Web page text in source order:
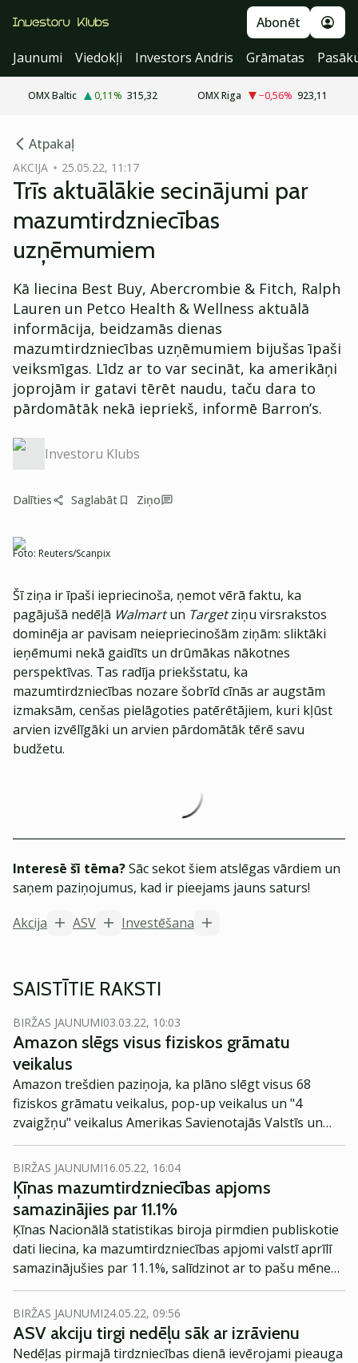
Abonēt
Jaunumi
Viedokļi Investors Andris Grāmatas
OMX Baltic 0,11% 315,32 OMX Riga −0,56% 923,11
Atpakaļ
AKCIJA 25.05.22, 11:17
Trīs aktuālākie secinājumi par
mazumtirdzniecības
uzņēmumiem
Kā liecina Best Buy, Abercrombie & Fitch, Ralph
Lauren un Petco Health & Wellness aktuālā
informācija, beidzamās dienas
mazumtirdzniecības uzņēmumiem bijušas īpaši
veiksmīgas. Līdz ar to var secināt, ka amerikāņi
joprojām ir gatavi tērēt naudu, taču dara to
pārdomātāk nekā iepriekš, informē Barron’s.
Investoru Klubs
Dalīties Saglabāt Ziņo
Foto: Reuters/Scanpix
Šī ziņa ir īpaši iepriecinoša, ņemot vērā faktu, ka
pagājušā nedēļā Walmartun Targetziņu virsrakstos
dominēja ar pavisam neiepriecinošām ziņām: sliktāki
ieņēmumi nekā gaidīts un drūmākas nākotnes
perspektīvas. Tas radīja priekšstatu, ka
mazumtirdzniecības nozare šobrīd cīnās ar augstām
izmaksām, cenšas pielāgoties patērētājiem, kuri kļūst
arvien izvēlīgāki un arvien pārdomātāk tērē savu
budžetu.
Interesē šī tēma?Sāc sekot šiem atslēgas vārdiem un
saņem paziņojumus, kad ir pieejams jauns saturs!
Akcija
ASV Investēšana
SAISTĪTIE RAKSTI
BIRŽAS JAUNUMI03.03.22, 10:03
Amazon slēgs visus fiziskos grāmatu
veikalus
Amazon trešdien paziņoja, ka plāno slēgt visus 68
fiziskos grāmatu veikalus, pop-up veikalus un "4
zvaigžņu" veikalus Amerikas Savienotajās Valstīs un
Apvienotajā Karalistē, vēsta Reuters.
BIRŽAS JAUNUMI16.05.22, 16:04
Ķīnas mazumtirdzniecības apjoms
samazinājies par 11.1%
Ķīnas Nacionālā statistikas biroja pirmdien publiskotie
dati liecina, ka mazumtirdzniecības apjomi valstī aprīlī
samazinājušies par 11.1%, salīdzinot ar to pašu mēnesi
pagājušajā gadā, kas ir lielākais kritums kopš 2020.
gada marta.
BIRŽAS JAUNUMI24.05.22, 09:56
ASV akciju tirgi nedēļu sāk ar izrāvienu
Nedēļas pirmajā tirdzniecības dienā ievērojami pieauga